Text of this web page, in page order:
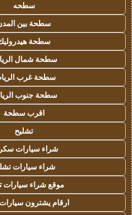
سطحه
سطحة بين
سطحة
سطحة شمال
سطحة غرب
سطحة جنوب
اقرب سطحة
تشليح
شراء سيارات
شراء سيارات
موقع شراء سيارات
ارقام يشترون